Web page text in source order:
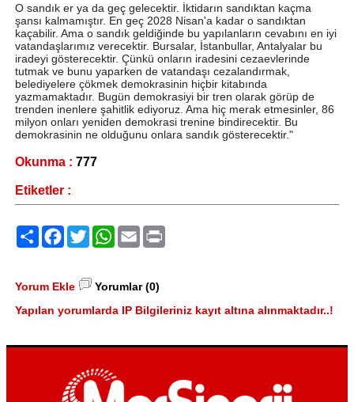
O sandık er ya da geç gelecektir. İktidarın sandıktan kaçma
şansı kalmamıştır. En geç 2028 Nisan'a kadar o sandıktan
kaçabilir. Ama o sandık geldiğinde bu yapılanların cevabını en iyi
vatandaşlarımız verecektir. Bursalar, İstanbullar, Antalyalar bu
iradeyi gösterecektir. Çünkü onların iradesini cezaevlerinde
tutmak ve bunu yaparken de vatandaşı cezalandırmak,
belediyelere çökmek demokrasinin hiçbir kitabında
yazmamaktadır. Bugün demokrasiyi bir tren olarak görüp de
trenden inenlere şahitlik ediyoruz. Ama hiç merak etmesinler, 86
milyon onları yeniden demokrasi trenine bindirecektir. Bu
demokrasinin ne olduğunu onlara sandık gösterecektir."
Okunma : 777
Etiketler :
PaylaşFacebook
TwitterWhatsApp
Email
Yorum Ekle
Yorumlar (0)
Yapılan yorumlarda IP Bilgileriniz kayıt altına alınmaktadır..!